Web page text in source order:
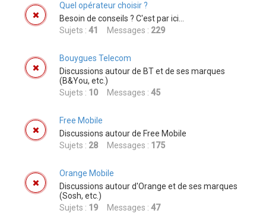
Quel opérateur choisir ?
Besoin de conseils ? C'est par ici...
Sujets : 41 Messages : 229
Bouygues Telecom
Discussions autour de BT et de ses marques
(B&You, etc.)
Sujets : 10 Messages : 45
Free Mobile
Discussions autour de Free Mobile
Sujets : 28 Messages : 175
Orange Mobile
Discussions autour d'Orange et de ses marques
(Sosh, etc.)
Sujets : 19 Messages : 47